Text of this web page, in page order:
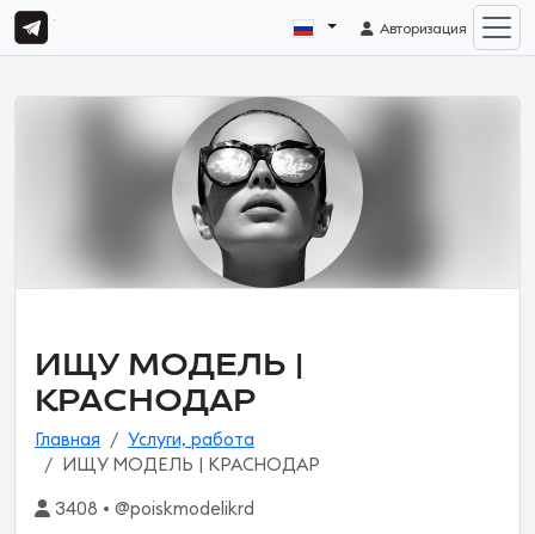
Авторизация
ИЩУ МОДЕЛЬ |
КРАСНОДАР
Главная
Услуги, работа
ИЩУ МОДЕЛЬ | КРАСНОДАР
3408 • @poiskmodelikrd